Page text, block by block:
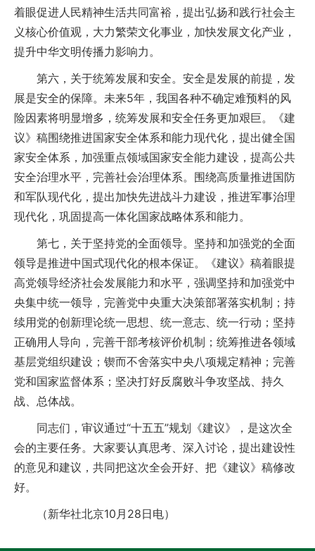
着眼促进人民精神生活共同富裕，提出弘扬和践行社会主
义核心价值观，大力繁荣文化事业，加快发展文化产业，
提升中华文明传播力影响力。
第六，关于统筹发展和安全。安全是发展的前提，发
展是安全的保障。未来5年，我国各种不确定难预料的风
险因素将明显增多，统筹发展和安全任务更加艰巨。《建
议》稿围绕推进国家安全体系和能力现代化，提出健全国
家安全体系，加强重点领域国家安全能力建设，提高公共
安全治理水平，完善社会治理体系。围绕高质量推进国防
和军队现代化，提出加快先进战斗力建设，推进军事治理
现代化，巩固提高一体化国家战略体系和能力。
第七，关于坚持党的全面领导。坚持和加强党的全面
领导是推进中国式现代化的根本保证。《建议》稿着眼提
高党领导经济社会发展能力和水平，强调坚持和加强党中
央集中统一领导，完善党中央重大决策部署落实机制；持
续用党的创新理论统一思想、统一意志、统一行动；坚持
正确用人导向，完善干部考核评价机制；统筹推进各领域
基层党组织建设；锲而不舍落实中央八项规定精神；完善
党和国家监督体系；坚决打好反腐败斗争攻坚战、持久
战、总体战。
同志们，审议通过“十五五”规划《建议》，是这次全
会的主要任务。大家要认真思考、深入讨论，提出建设性
的意见和建议，共同把这次全会开好、把《建议》稿修改
好。
（新华社北京10月28日电）